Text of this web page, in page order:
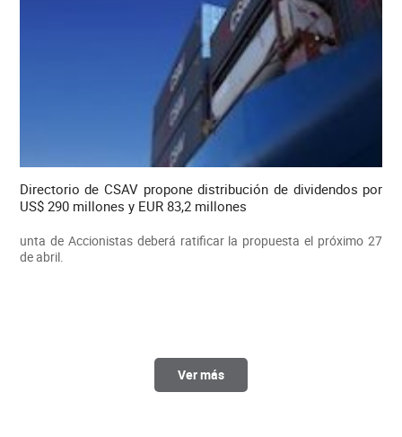
Directorio de CSAV propone distribución de dividendos por
US$ 290 millones y EUR 83,2 millones
unta de Accionistas deberá ratificar la propuesta el próximo 27
de abril.
Ver más